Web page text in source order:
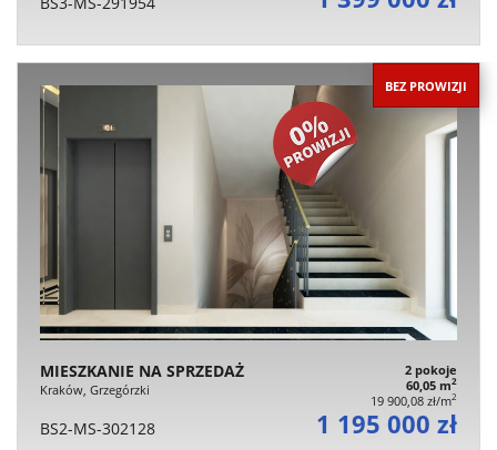
BEZ PROWIZJI
MIESZKANIE NA SPRZEDAŻ
Kraków, Grzegórzki
2 pokoje
60,05 m2
19 900,08 zł/m2
BS2-MS-302128 1 195 000 zł